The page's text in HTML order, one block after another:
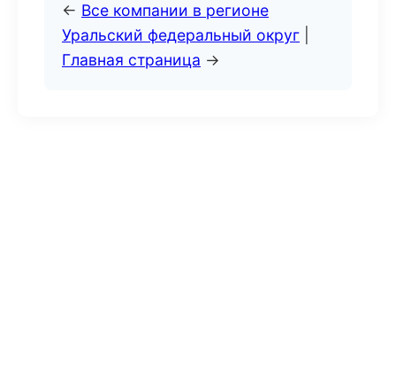
← Все компании в регионе
Уральский федеральный округ
Главная страница →